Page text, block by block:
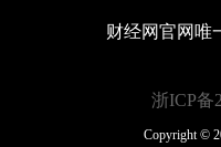
财经网官网唯
浙ICP备
Copyright ©